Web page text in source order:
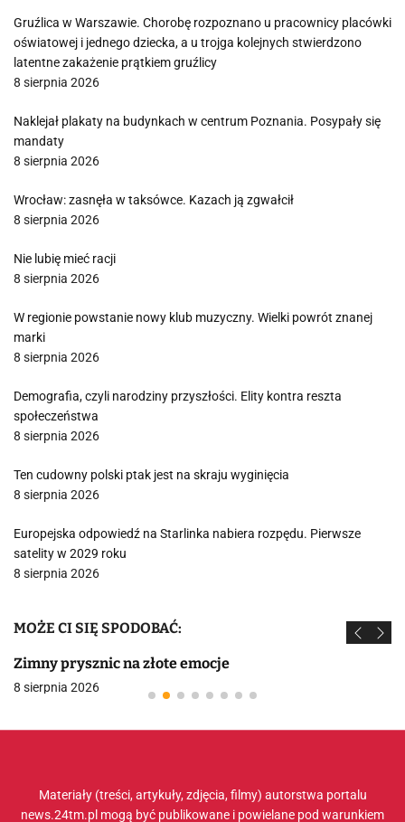
Gruźlica w Warszawie. Chorobę rozpoznano u pracownicy placówki
oświatowej i jednego dziecka, a u trojga kolejnych stwierdzono
latentne zakażenie prątkiem gruźlicy
8 sierpnia 2026
Naklejał plakaty na budynkach w centrum Poznania. Posypały się
mandaty
8 sierpnia 2026
Wrocław: zasnęła w taksówce. Kazach ją zgwałcił
8 sierpnia 2026
Nie lubię mieć racji
8 sierpnia 2026
W regionie powstanie nowy klub muzyczny. Wielki powrót znanej
marki
8 sierpnia 2026
Demografia, czyli narodziny przyszłości. Elity kontra reszta
społeczeństwa
8 sierpnia 2026
Ten cudowny polski ptak jest na skraju wyginięcia
8 sierpnia 2026
Europejska odpowiedź na Starlinka nabiera rozpędu. Pierwsze
satelity w 2029 roku
8 sierpnia 2026
MOŻE CI SIĘ SPODOBAĆ:
Zimny prysznic na złote emocje
8 sierpnia 2026
Materiały (treści, artykuły, zdjęcia, filmy) autorstwa portalu
news.24tm.pl mogą być publikowane i powielane pod warunkiem